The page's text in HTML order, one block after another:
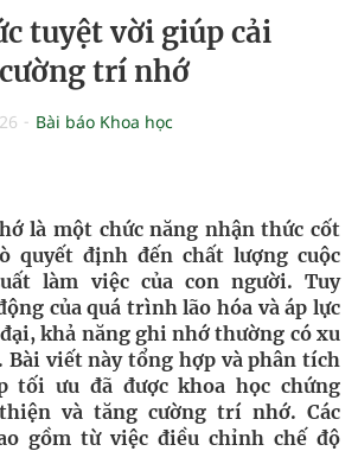
tuyệt vời giúp cải
trí nhớ
Bài báo Khoa học
là một chức năng nhận thức cốt
quyết định đến chất lượng cuộc
làm việc của con người. Tuy
của quá trình lão hóa và áp lực
khả năng ghi nhớ thường có xu
Bài viết này tổng hợp và phân tích
tối ưu đã được khoa học chứng
và tăng cường trí nhớ. Các
gồm từ việc điều chỉnh chế độ